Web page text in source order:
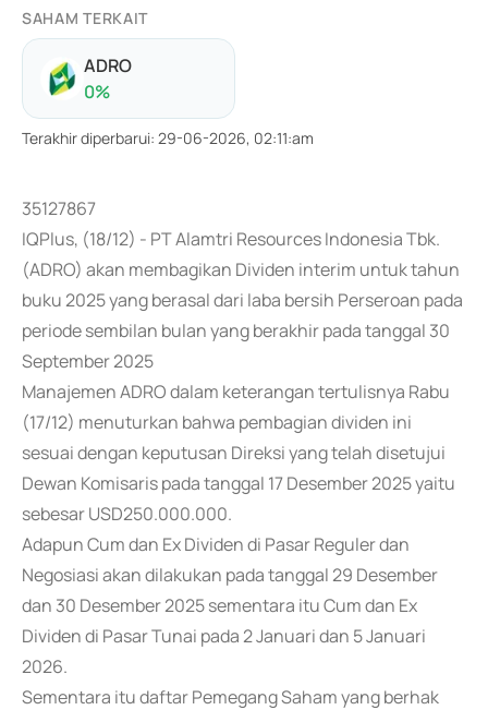
SAHAM TERKAIT
ADRO
0%
Terakhir diperbarui: 29-06-2026, 02:11:am
35127867
IQPlus, (18/12) - PT Alamtri Resources Indonesia Tbk.
(ADRO) akan membagikan Dividen interim untuk tahun
buku 2025 yang berasal dari laba bersih Perseroan pada
periode sembilan bulan yang berakhir pada tanggal 30
September 2025
Manajemen ADRO dalam keterangan tertulisnya Rabu
(17/12) menuturkan bahwa pembagian dividen ini
sesuai dengan keputusan Direksi yang telah disetujui
Dewan Komisaris pada tanggal 17 Desember 2025 yaitu
sebesar USD250.000.000.
Adapun Cum dan Ex Dividen di Pasar Reguler dan
Negosiasi akan dilakukan pada tanggal 29 Desember
dan 30 Desember 2025 sementara itu Cum dan Ex
Dividen di Pasar Tunai pada 2 Januari dan 5 Januari
2026.
Sementara itu daftar Pemegang Saham yang berhak